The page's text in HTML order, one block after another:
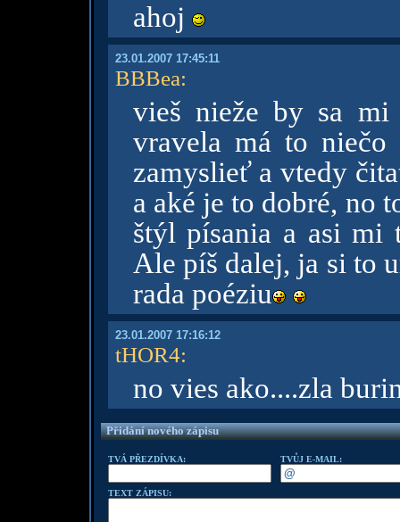
ahoj
23.01.2007 17:45:11
BBBea:
vieš nieže by sa mi
vravela má to
zamyslieť a vtedy
a aké je to dobré, no
štýl písania a asi mi
Ale píš dalej, ja si to
rada poéziu
23.01.2007 17:16:12
tHOR4:
no vies ako....zla
Přidání nového zápisu
TVÁ PŘEZDÍVKA: TVŮJ E-MAIL:
TEXT ZÁPISU: